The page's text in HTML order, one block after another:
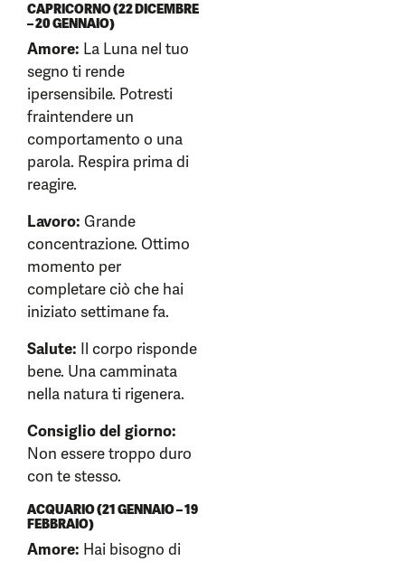
CAPRICORNO (22 DICEMBRE
– 20 GENNAIO)
Amore: La Luna nel tuo
segno ti rende
ipersensibile. Potresti
fraintendere un
comportamento o una
parola. Respira prima di
reagire.
Lavoro: Grande
concentrazione. Ottimo
momento per
completare ciò che hai
iniziato settimane fa.
Salute: Il corpo risponde
bene. Una camminata
nella natura ti rigenera.
Consiglio del giorno:
Non essere troppo duro
con te stesso.
ACQUARIO (21 GENNAIO – 19
FEBBRAIO)
Amore: Hai bisogno di